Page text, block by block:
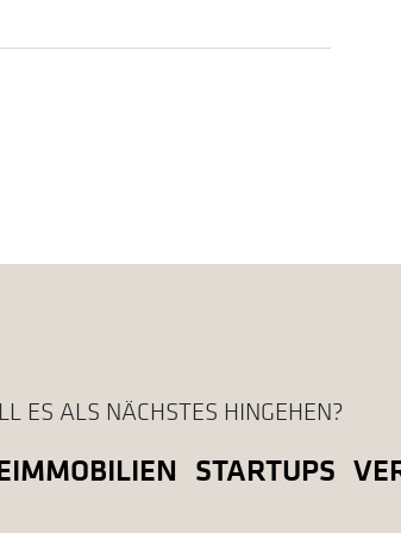
ES ALS NÄCHSTES HINGEHEN?
STARTUPS